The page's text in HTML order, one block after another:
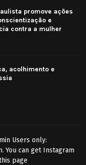
promove ações
e
contra a mulher
acolhimento e
Users only:
You can get Instagram
page